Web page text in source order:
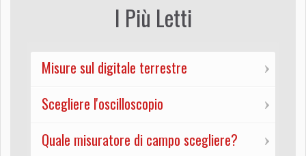
I Più Letti
Misure sul digitale terrestre
Scegliere l'oscilloscopio
Quale misuratore di campo scegliere?